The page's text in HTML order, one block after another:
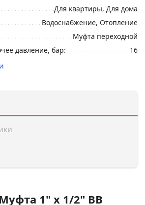
Для квартиры, Для дома
Водоснабжение, Отопление
Муфта переходной
давление, бар:
16
1" x 1/2" ВВ